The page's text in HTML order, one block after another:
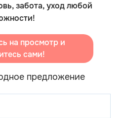
забота, уход любой
на просмотр и
сами!
предложение